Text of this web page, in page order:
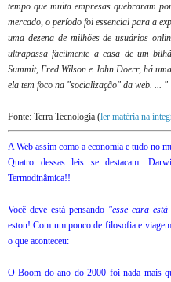
tempo que muita empresas quebraram
mercado, o período foi essencial para a
uma dezena de milhões de usuários
ultrapassa facilmente a casa de um
Summit, Fred Wilson e John Doerr, há
ela tem foco na "socialização" da web. ... "
Fonte: Terra Tecnologia (ler matéria na
A Web assim como a economia e tudo no
Quatro dessas leis se destacam:
Termodinâmica!!
Você deve está pensando "esse cara
estou! Com um pouco de filosofia e
o que aconteceu:
O Boom do ano do 2000 foi nada mais